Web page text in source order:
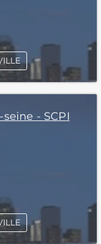
- SCPI